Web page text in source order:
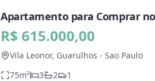
Apartamento para Comprar
Leonor, Guarulhos - SP
R$ 615.000,00
Vila Leonor, Guarulhos - Sao Paulo
75m² 3 2 1